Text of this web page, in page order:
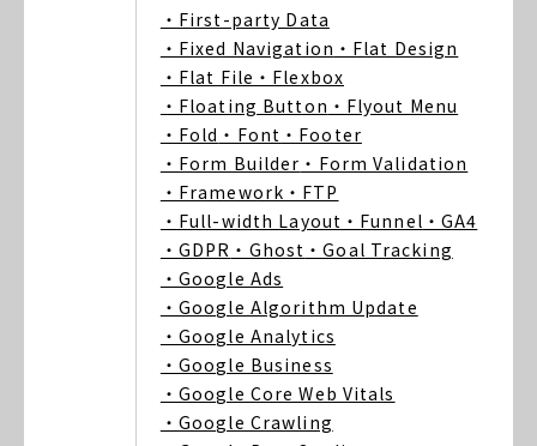
・First-party Data
・Fixed Navigation ・Flat Design
・Flat File ・Flexbox
・Floating Button ・Flyout Menu
・Fold ・Font ・Footer
・Form Builder ・Form Validation
・Framework ・FTP
・Full-width Layout ・Funnel ・GA4
・GDPR ・Ghost ・Goal Tracking
・Google Ads
・Google Algorithm Update
・Google Analytics
・Google Business
・Google Core Web Vitals
・Google Crawling